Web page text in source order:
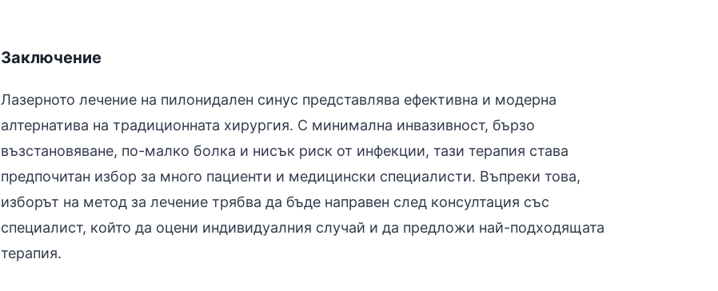
Заключение
Лазерното лечение на пилонидален синус представлява ефективна и модерна
алтернатива на традиционната хирургия. С минимална инвазивност, бързо
възстановяване, по-малко болка и нисък риск от инфекции, тази терапия става
предпочитан избор за много пациенти и медицински специалисти. Въпреки това,
изборът на метод за лечение трябва да бъде направен след консултация със
специалист, който да оцени индивидуалния случай и да предложи най-подходящата
терапия.